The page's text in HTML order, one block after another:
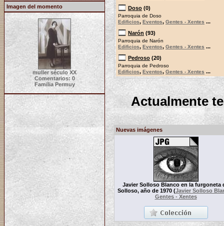
Imagen del momento
muller século XX
Comentarios: 0
Familia Permuy
Doso (0)
Parroquia de Doso
Edificios, Eventos, Gentes - Xentes ...
Narón (93)
Parroquia de Narón
Edificios, Eventos, Gentes - Xentes ...
Pedroso (20)
Parroquia de Pedroso
Edificios, Eventos, Gentes - Xentes ...
Actualmente
Nuevas imágenes
Javier Solloso Blanco en la furgoneta
Solloso, año de 1970(Javier Solloso
Gentes - Xentes